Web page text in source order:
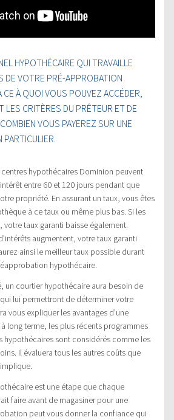
HYPOTHÉCAIRE QUI TRAVAILLE
DE VOTRE PRÉ-APPROBATION
CE À QUOI VOUS POUVEZ ACCÉDER,
LES CRITÈRES DU PRÊTEUR ET DE
VOUS PAYEREZ SUR UNE
PARTICULIER.
hypothécaires Dominion peuvent
entre 60 et 120 jours pendant que
propriété. En assurant un taux, vous êtes
à ce taux ou même plus bas. Si les
votre taux garanti baisse également.
augmentent, votre taux garanti
ainsi le meilleur taux possible durant
hypothécaire.
un courtier hypothécaire aura besoin de
lui permettront de déterminer votre
vous expliquer les avantages d’une
long terme, les plus récents programmes
hypothécaires sont considérés comme les
Il évaluera tous les autres coûts que
est une étape que chaque
faire avant de magasiner pour une
peut vous donner la confiance qui